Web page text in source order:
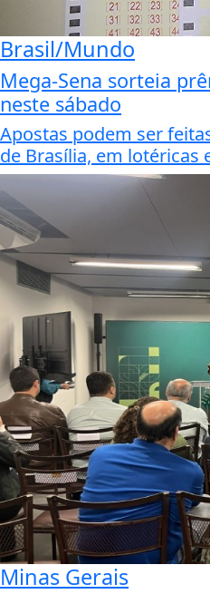
Brasil/Mundo
Mega-Sena sorteia
neste sábado
Apostas podem ser
de Brasília, em lotéricas
Minas Gerais